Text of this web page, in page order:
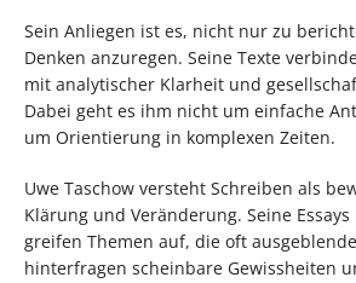
Sein Anliegen ist es, nicht nur zu
Denken anzuregen. Seine Texte
mit analytischer Klarheit und
Dabei geht es ihm nicht um einfache
um Orientierung in komplexen Zeiten.
Uwe Taschow versteht Schreiben als
Klärung und Veränderung. Seine
greifen Themen auf, die oft
hinterfragen scheinbare Gewissheiten